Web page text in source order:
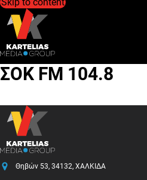
ΣΟΚ FM 104.8
Θηβών 53, 34132, ΧΑΛΚΙΔΑ